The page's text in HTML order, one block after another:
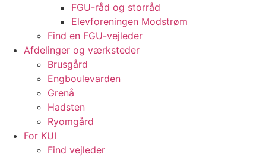
FGU-råd og storråd
Elevforeningen Modstrøm
Find en FGU-vejleder
Afdelinger og værksteder
Brusgård
Engboulevarden
Grenå
Hadsten
Ryomgård
For KUI
Find vejleder